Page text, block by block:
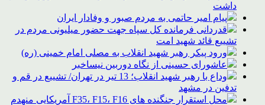
داشت
پیام امیر حاتمی به مردم صبور و وفادار ایران
قدردانی فرمانده کل سپاه جهت حضور میلیونی مردم در
تشییع قائد شهید امت
ورود پیکر رهبر شهید انقلاب به مصلی امام خمینی (ره)
عاشورای حسینی از نگاه دوربین نیساخبر
وداع با رهبر شهید انقلاب؛ 13 تیر در تهران/ تشییع در قم و
تدفین در مشهد
محل استقرار جنگنده های F35، F15، F16 آمریکایی منهدم